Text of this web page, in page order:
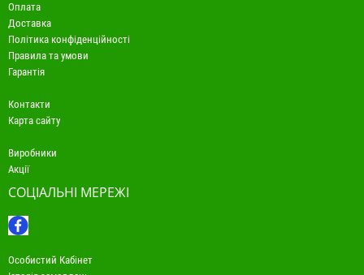
Оплата
Доставка
Політика конфіденційності
Правила та умови
Гарантія
Контакти
Карта сайту
Виробники
Акції
СОЦІАЛЬНІ МЕРЕЖІ
Особистий Кабінет